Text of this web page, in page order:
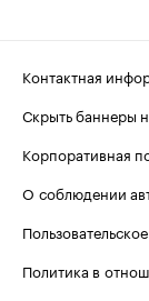
Контактная
Скрыть баннеры
Корпоративная
О соблюдении
Политика в